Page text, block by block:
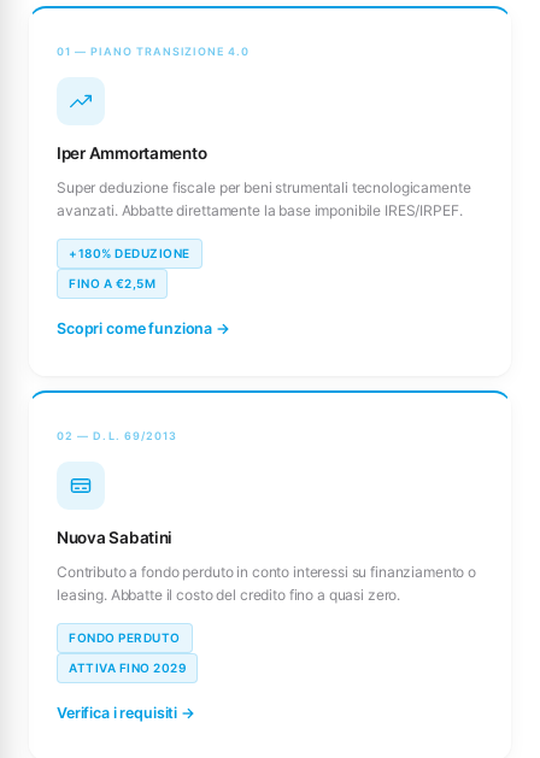
01 — PIANO TRANSIZIONE 4.0
Iper Ammortamento
Super deduzione fiscale per beni strumentali tecnologicamente
avanzati. Abbatte direttamente la base imponibile IRES/IRPEF.
+180% DEDUZIONE
FINO A €2,5M
Scopri come funziona →
02 — D.L. 69/2013
Nuova Sabatini
Contributo a fondo perduto in conto interessi su finanziamento o
leasing. Abbatte il costo del credito fino a quasi zero.
FONDO PERDUTO
ATTIVA FINO 2029
Verifica i requisiti →